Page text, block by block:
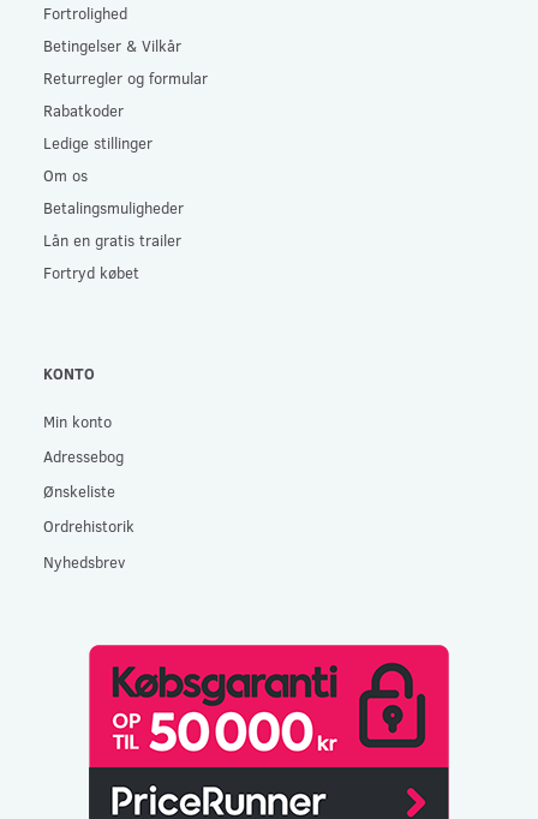
Fortrolighed
Betingelser & Vilkår
Returregler og formular
Rabatkoder
Ledige stillinger
Om os
Betalingsmuligheder
Lån en gratis trailer
Fortryd købet
KONTO
Min konto
Adressebog
Ønskeliste
Ordrehistorik
Nyhedsbrev